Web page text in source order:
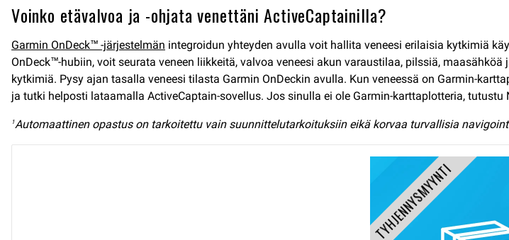
Voinko etävalvoa ja -ohjata venettäni ActiveCaptainilla?
Garmin OnDeck™ -järjestelmän integroidun yhteyden avulla voit hallita veneesi erilaisia ​​kytkimiä
OnDeck™-hubiin, voit seurata veneen liikkeitä, valvoa veneesi akun varaustilaa, pilssiä,
kytkimiä. Pysy ajan tasalla veneesi tilasta Garmin OnDeckin avulla. Kun veneessä on Garmin-
ja tutki helposti lataamalla ActiveCaptain-sovellus. Jos sinulla ei ole Garmin-karttaplotteria, tutustu
1Automaattinen opastus on tarkoitettu vain suunnittelutarkoituksiin eikä korvaa turvallisia
TYHJENNYSMYYNTI